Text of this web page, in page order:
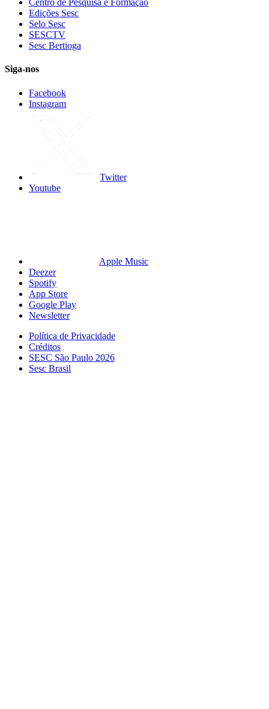
Centro de Pesquisa e Formação
Edições Sesc
Selo Sesc
SESCTV
Sesc Bertioga
Siga-nos
Facebook
Instagram
Twitter
Youtube
Apple Music
Deezer
Spotify
App Store
Google Play
Newsletter
Política de Privacidade
Créditos
SESC São Paulo 2026
Sesc Brasil